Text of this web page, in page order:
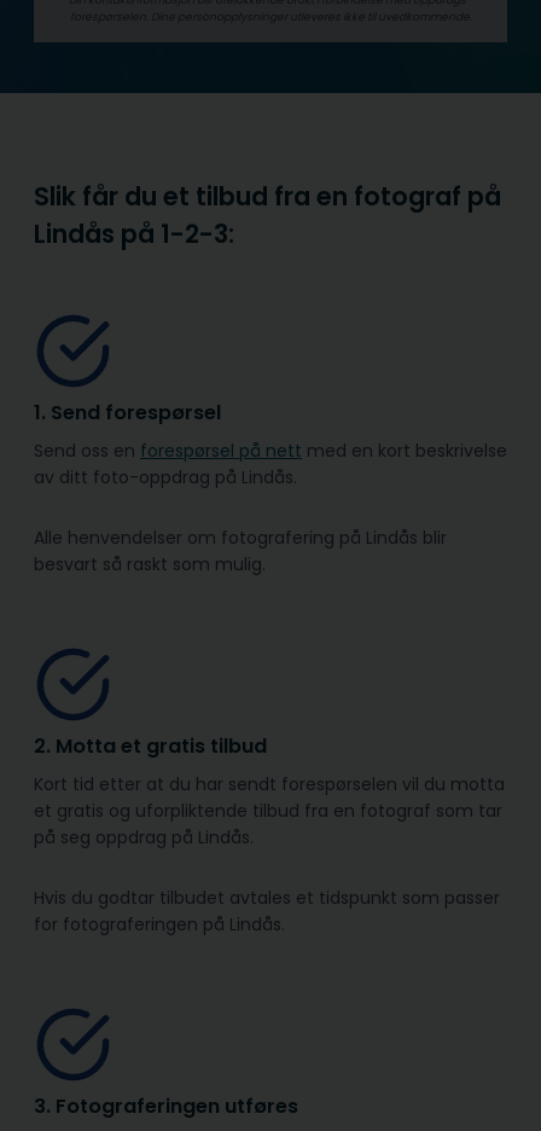
forespørselen. Dine person­­opplysninger utleveres ikke til uvedkommende.
Slik får du et tilbud fra en fotograf på
Lindås på 1-2-3:
1. Send forespørsel
Send oss en forespørsel på nett med en kort beskrivelse
av ditt foto-oppdrag på Lindås.
Alle henvendelser om fotografering på Lindås blir
besvart så raskt som mulig.
2. Motta et gratis tilbud
Kort tid etter at du har sendt forespørselen vil du motta
et gratis og uforpliktende tilbud fra en fotograf som tar
på seg oppdrag på Lindås.
Hvis du godtar tilbudet avtales et tidspunkt som passer
for fotograferingen på Lindås.
3. Fotograferingen utføres